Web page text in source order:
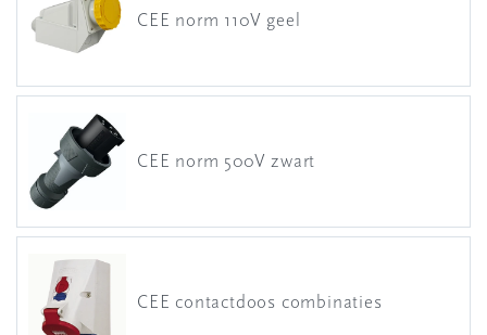
CEE norm 110V geel
CEE norm 500V zwart
CEE contactdoos combinaties